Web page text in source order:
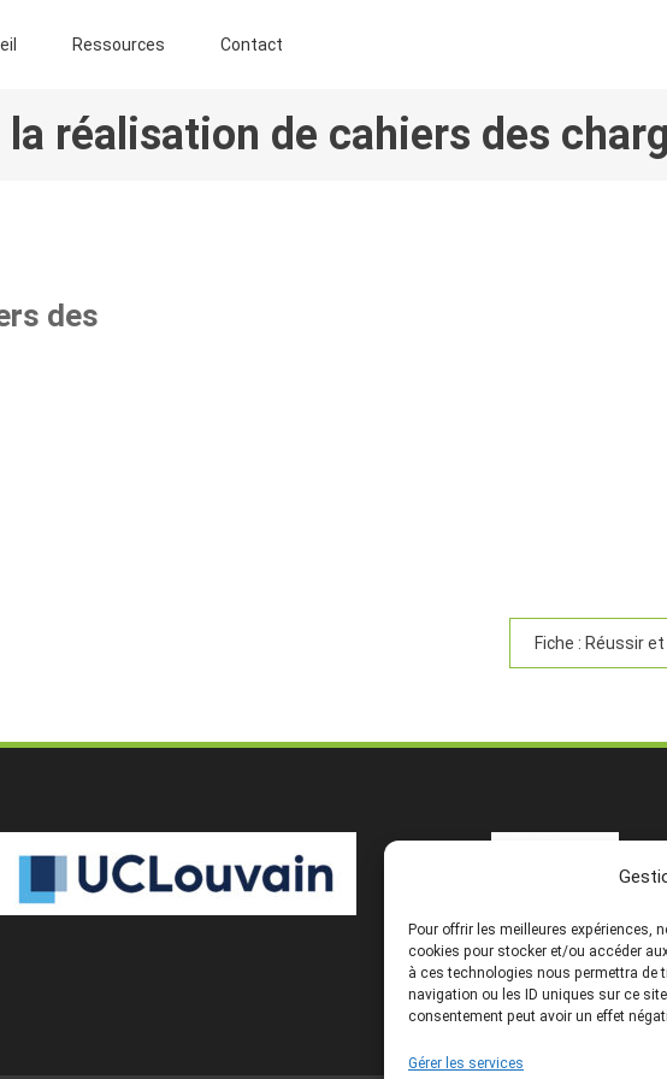
Pour offrir les meilleures expériences,
cookies pour stocker et/ou accéder
à ces technologies nous permettra de
navigation ou les ID uniques sur ce
consentement peut avoir un effet
Gérer les services
DE CHIMAY ASBL
Ressources Contact
la réalisation de cahiers des
des